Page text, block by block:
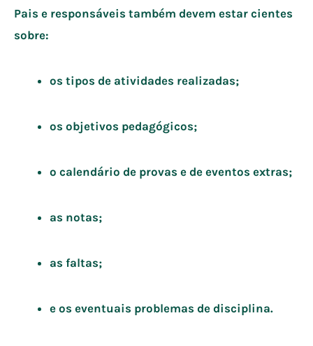
Pais e responsáveis também devem estar cientes
sobre:
os tipos de atividades realizadas;
os objetivos pedagógicos;
o calendário de provas e de eventos extras;
as notas;
as faltas;
e os eventuais problemas de disciplina.